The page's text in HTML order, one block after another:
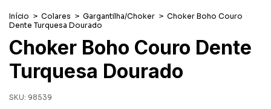
Início > Colares > Gargantilha/Choker > Choker Boho Couro
Dente Turquesa Dourado
Choker Boho Couro Dente
Turquesa Dourado
SKU: 98539